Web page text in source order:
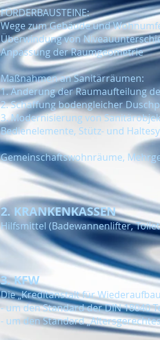
FÖRDERBAUSTEINE:
Wege zum Gebäude und
Überwindung von
Anpassung der Raumgeometrie
Maßnahmen an Sanitärräumen:
1. Änderung der Raumaufteilung
2. Schaffung bodengleicher
3. Modernisierung von
Bedienelemente, Stütz- und
Gemeinschaftswohnräume,
2. KRANKENKASSEN
Hilfsmittel (Badewannenlifter,
3. KFW
Die „Kreditanstalt für
- um den Standard der DIN 18040
- um den Standard